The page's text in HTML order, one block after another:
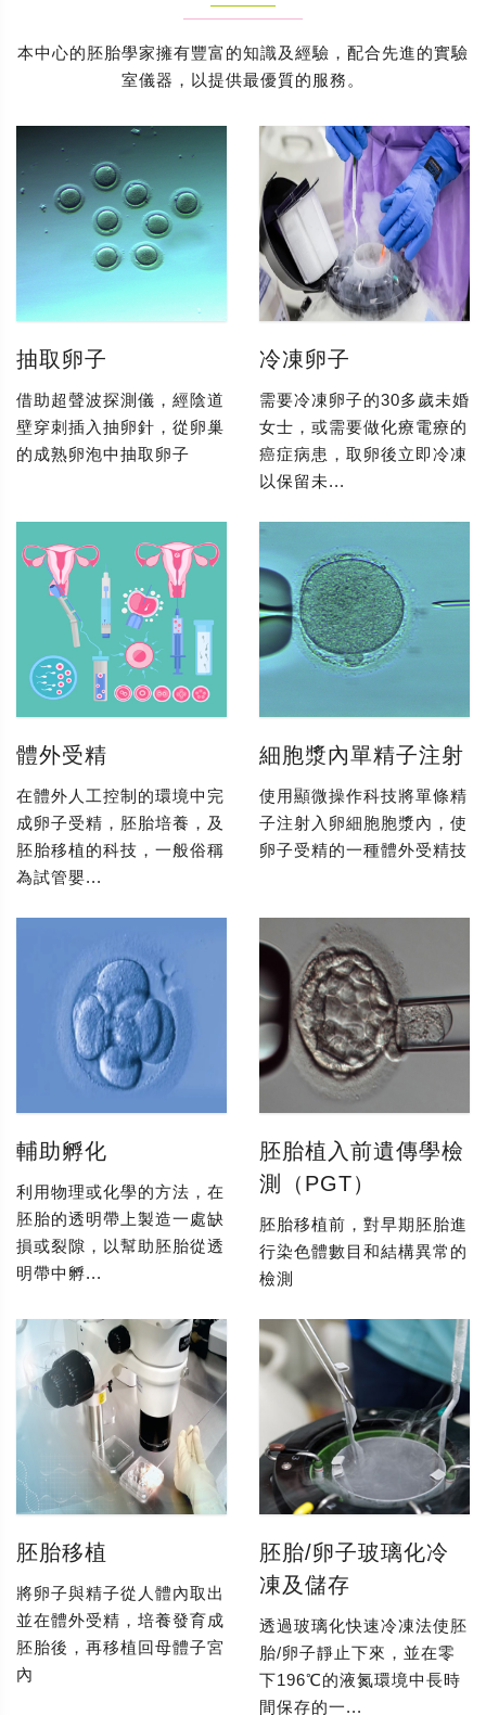
本中心的胚胎學家擁有豐富的知識及經驗，配合先進的實驗
室儀器，以提供最優質的服務。
抽取卵子
借助超聲波探測儀，經陰道
壁穿刺插入抽卵針，從卵巢
的成熟卵泡中抽取卵子
冷凍卵子
需要冷凍卵子的30多歲未婚
女士，或需要做化療電療的
癌症病患，取卵後立即冷凍
以保留未...
體外受精
在體外人工控制的環境中完
成卵子受精，胚胎培養，及
胚胎移植的科技，一般俗稱
為試管嬰...
細胞漿內單精子注射
使用顯微操作科技將單條精
子注射入卵細胞胞漿內，使
卵子受精的一種體外受精技
輔助孵化
利用物理或化學的方法，在
胚胎的透明帶上製造一處缺
損或裂隙，以幫助胚胎從透
明帶中孵...
胚胎植入前遺傳學檢
測（PGT）
胚胎移植前，對早期胚胎進
行染色體數目和結構異常的
檢測
胚胎移植
將卵子與精子從人體內取出
並在體外受精，培養發育成
胚胎後，再移植回母體子宮
內
胚胎/卵子玻璃化冷
凍及儲存
透過玻璃化快速冷凍法使胚
胎/卵子靜止下來，並在零
下196℃的液氮環境中長時
間保存的一...